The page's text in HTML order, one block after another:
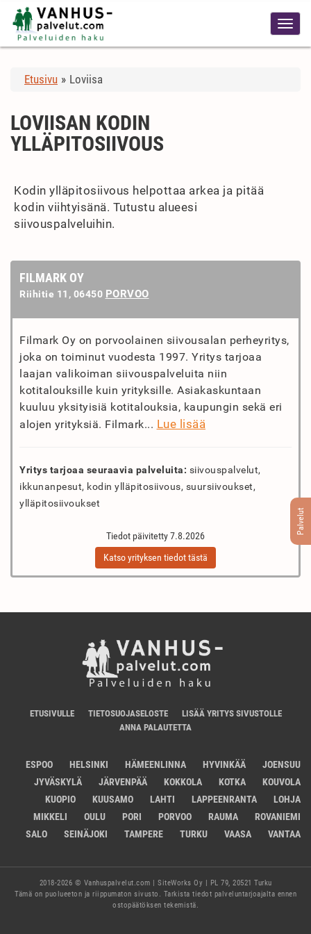
Etusivu » Loviisa
Palvelut
LOVIISAN KODIN
YLLÄPITOSIIVOUS
Kodin ylläpitosiivous helpottaa arkea ja pitää
kodin viihtyisänä. Tutustu alueesi
siivouspalveluihin.
FILMARK OY
Riihitie 11, 06450 PORVOO
Filmark Oy on porvoolainen siivousalan perheyritys,
joka on toiminut vuodesta 1997. Yritys tarjoaa
laajan valikoiman siivouspalveluita niin
kotitalouksille kuin yrityksille. Asiakaskuntaan
kuuluu yksityisiä kotitalouksia, kaupungin sekä eri
alojen yrityksiä. Filmark... Lue lisää
Yritys tarjoaa seuraavia palveluita: siivouspalvelut,
ikkunanpesut, kodin ylläpitosiivous, suursiivoukset,
ylläpitosiivoukset
Tiedot päivitetty 7.8.2026
Katso yrityksen tiedot tästä
ETUSIVULLE TIETOSUOJASELOSTE
LISÄÄ YRITYS SIVUSTOLLE
ANNA PALAUTETTA
ESPOO HELSINKI HÄMEENLINNA HYVINKÄÄ
JOENSUU
JYVÄSKYLÄ
JÄRVENPÄÄ KOKKOLA KOTKA
KOUVOLA
KUOPIO
KUUSAMO LAHTI LAPPEENRANTA
LOHJA
MIKKELI
OULU PORI PORVOO RAUMA
ROVANIEMI
SALO
SEINÄJOKI TAMPERE TURKU VAASA VANTAA
2018-2026 © Vanhuspalvelut.com | SiteWorks Oy | PL 79, 20521 Turku
Tämä on puolueeton ja riippumaton sivusto. Tarkista tiedot palveluntarjoajalta ennen
ostopäätöksen tekemistä.